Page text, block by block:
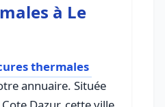
à Le
thermales
annuaire. Située